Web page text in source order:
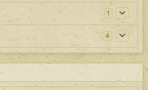
1
4